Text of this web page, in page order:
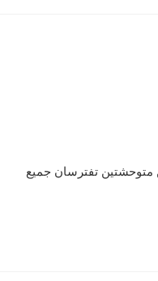
متوحشتين تفترسان جميع